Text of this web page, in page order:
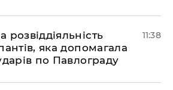
яка допомагала
по Павлограду
11:38